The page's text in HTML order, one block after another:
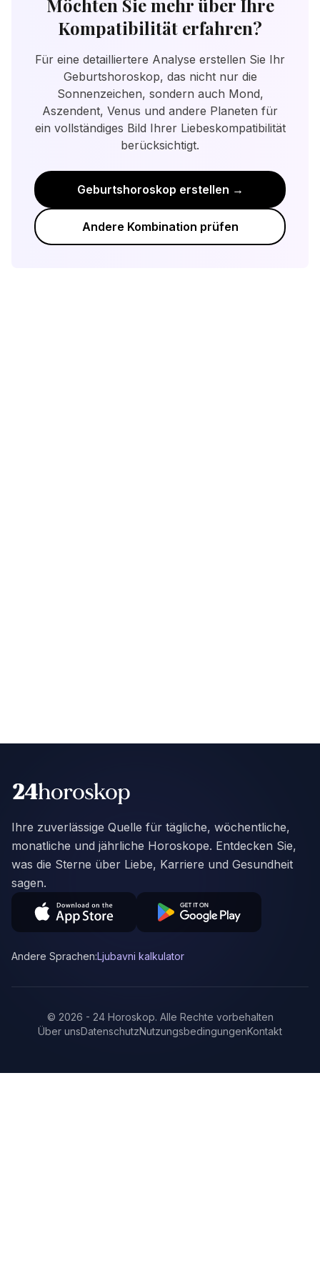
Unterschiede verbinden. Beratung oder das
Lernen über Astrologie kann helfen, die
Naturen des anderen besser zu verstehen.
Wichtig: Entscheidet euch aktiv jeden Tag
füreinander. Der Schlüssel zum Erfolg liegt in
Verständnis, Kompromissen und der
Bereitschaft zu wachsen.
Mars (sexuelle Energie) berücksichtigt. Die
Sonnenzeichen geben eine gute
Grundbewertung, aber das Geburtshoroskop
bietet eine detailliertere Analyse der
Beziehungsdynamik.
Möchten Sie mehr über Ihre
Kompatibilität erfahren?
Für eine detailliertere Analyse erstellen Sie Ihr
Geburtshoroskop, das nicht nur die
Sonnenzeichen, sondern auch Mond,
Aszendent, Venus und andere Planeten für
ein vollständiges Bild Ihrer Liebeskompatibilität
berücksichtigt.
Geburtshoroskop erstellen →
Andere Kombination prüfen
Ihre zuverlässige Quelle für tägliche, wöchentliche,
monatliche und jährliche Horoskope. Entdecken Sie,
was die Sterne über Liebe, Karriere und Gesundheit
sagen.
Andere Sprachen:Ljubavni kalkulator
© 2026 - 24 Horoskop. Alle Rechte vorbehalten
Über unsDatenschutzNutzungsbedingungenKontakt